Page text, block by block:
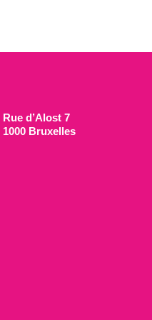
Rue d’Alost 7
1000 Bruxelles